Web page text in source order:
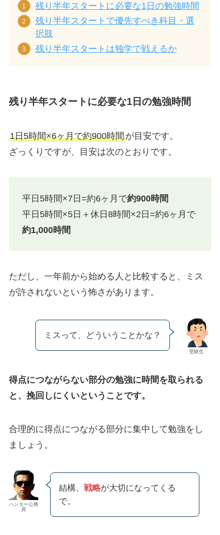
残り半年スタートに必要な1日の勉強時間
残り半年スタートで優先すべき科目・選
択肢
残り半年スタートは独学で戦えるか
残り半年スタートに必要な1日の勉強時間
1日5時間×6ヶ月で約900時間が目安です。
ざっくりですが、目安は次のとおりです。
平日5時間×7日=約6ヶ月で約900時間
平日5時間×5日＋休日8時間×2日=約6ヶ月で
約1,000時間
ただし、一年前から始める人と比較すると、ミス
が許されないという怖さがあります。
受験生
ミスって、どういうことかな？
得点につながらない部分の勉強に時間を取られる
と、挽回しにくいということです。
合理的に得点につながる部分に集中して勉強をし
ましょう。
ハンター公務
員
結構、 戦略が大切になってくる
で。